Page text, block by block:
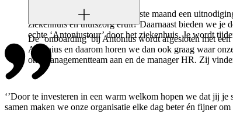
Daarnaast ontvang je in de eerste maand een
ziekenhuis en thuiszorg eruit? Daarnaast bieden we je
echte ‘Antoniustour’ door het ziekenhuis. Je wordt
De ‘onboarding’ bij Antonius wordt afgesloten met
Antonius en daarom horen we dan ook graag waar
ons managementteam aan en de manager HR. Zij
‘’Door te investeren in een warm welkom hopen we dat jij
samen maken we onze organisatie elke dag beter én fijner om